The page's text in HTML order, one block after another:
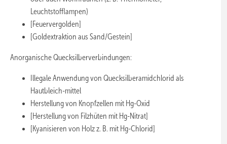
Leuchtstofflampen)
[Feuervergolden]
[Goldextraktion aus Sand/Gestein]
Anorganische Quecksilberverbindungen:
Illegale Anwendung von Quecksilberamidchlorid als
Hautbleich-mittel
Herstellung von Knopfzellen mit Hg-Oxid
[Herstellung von Filzhüten mit Hg-Nitrat]
[Kyanisieren von Holz z. B. mit Hg-Chlorid]